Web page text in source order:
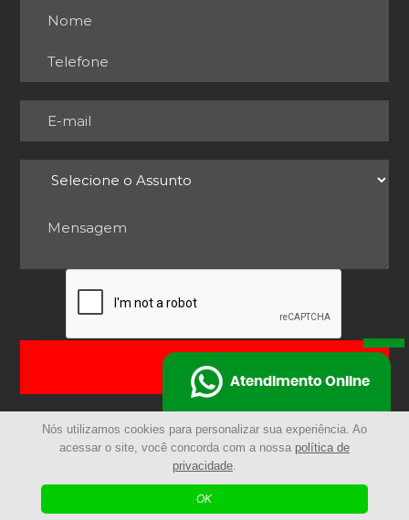
Nós utilizamos cookies para personalizar sua experiência. Ao
acessar o site, você concorda com a nossa política de
privacidade.
OK
ENVIAR
Atendimento Online